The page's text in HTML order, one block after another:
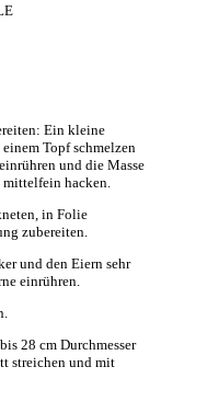
Ein kleine
Topf schmelzen
und die Masse
hacken.
in Folie
zubereiten.
und den Eiern sehr
einrühren.
28 cm Durchmesser
streichen und mit